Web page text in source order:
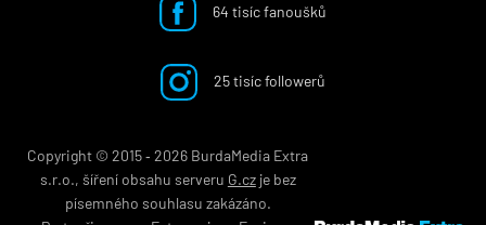
64 tisíc fanoušků
25 tisíc followerů
Copyright © 2015 ‐ 2026 BurdaMedia Extra
s.r.o., šíření obsahu serveru G.czje bez
písemného souhlasu zakázáno.